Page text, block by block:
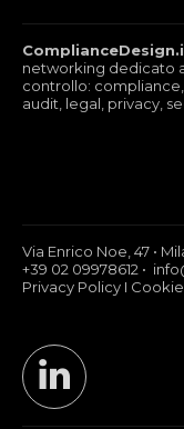
networking dedicato
controllo:
audit, legal, privacy,
Via Enrico Noe, 47 •
+39 02 09978612 •
Privacy Policy I